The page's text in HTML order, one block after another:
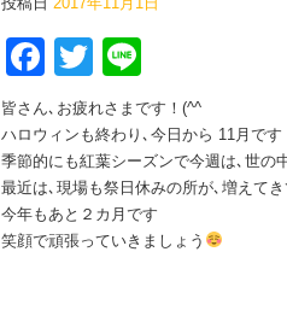
Facebook
Twitter
皆さん､お疲れさまです！(^^ゞ
ハロウィンも終わり､今日から 11月です
季節的にも紅葉シーズンで今週は､世の
最近は､現場も祭日休みの所が､増えてき
今年もあと２カ月です
笑顔で頑張っていきましょう